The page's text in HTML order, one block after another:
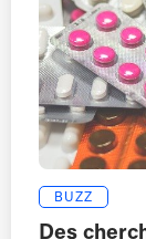
BUZZ
Des